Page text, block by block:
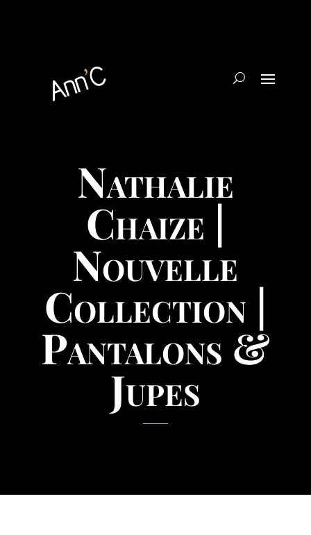
Nathalie
Chaize |
Nouvelle
Collection |
Pantalons &
Jupes